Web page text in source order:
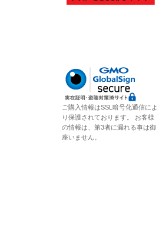
ご購入情報はSSL暗号化通信によ
り保護されております。 お客様
の情報は、第3者に漏れる事は御
座いません。